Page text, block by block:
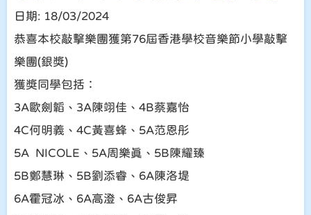
日期: 18/03/2024
恭喜本校敲擊樂團獲第76屆香港學校音樂節小學敲擊
樂團(銀獎)
獲獎同學包括：
3A歐劍韜、3A陳翊佳、4B蔡嘉怡
4C何明義、4C黃喜蜂、5A范恩彤
5A NICOLE、5A周樂真、5B陳耀臻
5B鄭慧琳、5B劉添睿、6A陳洛堤
6A霍冠冰、6A高澄、6A古俊昇